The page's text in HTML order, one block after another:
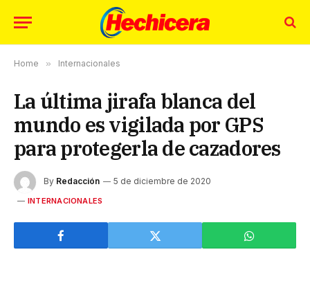
Home » Internacionales
La última jirafa blanca del
mundo es vigilada por GPS
para protegerla de cazadores
By Redacción 5 de diciembre de 2020
INTERNACIONALES